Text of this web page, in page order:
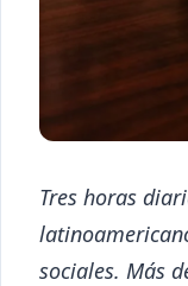
Tres horas
sociales. Más